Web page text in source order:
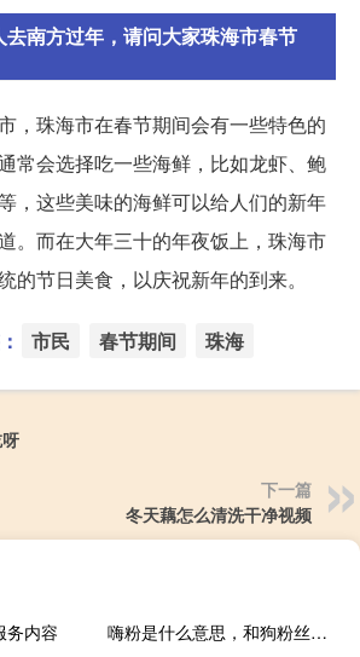
南方过年，请问大家珠海市春节
，珠海市在春节期间会有一些特色的
常会选择吃一些海鲜，比如龙虾、鲍
，这些美味的海鲜可以给人们的新年
。而在大年三十的年夜饭上，珠海市
的节日美食，以庆祝新年的到来。
市民 春节期间 珠海
下一篇
冬天藕怎么清洗干净视频
务内容
嗨粉是什么意思，和狗粉丝有什么区别什么梗